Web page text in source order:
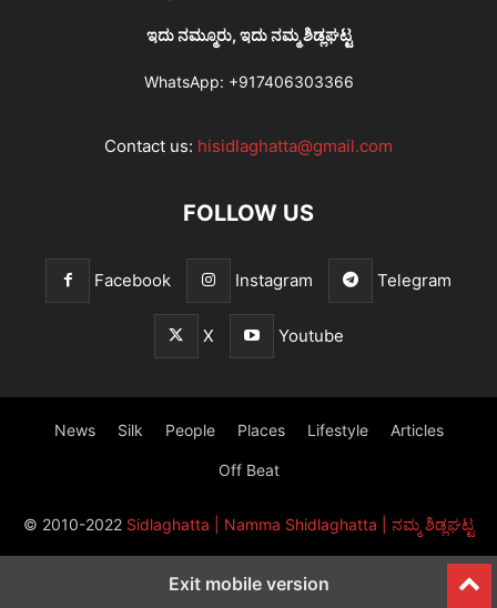
ಇದು ನಮ್ಮೂರು, ಇದು ನಮ್ಮ ಶಿಡ್ಲಘಟ್ಟ
WhatsApp: +917406303366
Contact us: hisidlaghatta@gmail.com
FOLLOW US
Facebook Instagram Telegram
X Youtube
News Silk People Places Lifestyle Articles
Off Beat
© 2010-2022 Sidlaghatta | Namma Shidlaghatta | ನಮ್ಮ ಶಿಡ್ಲಘಟ್ಟ
Exit mobile version